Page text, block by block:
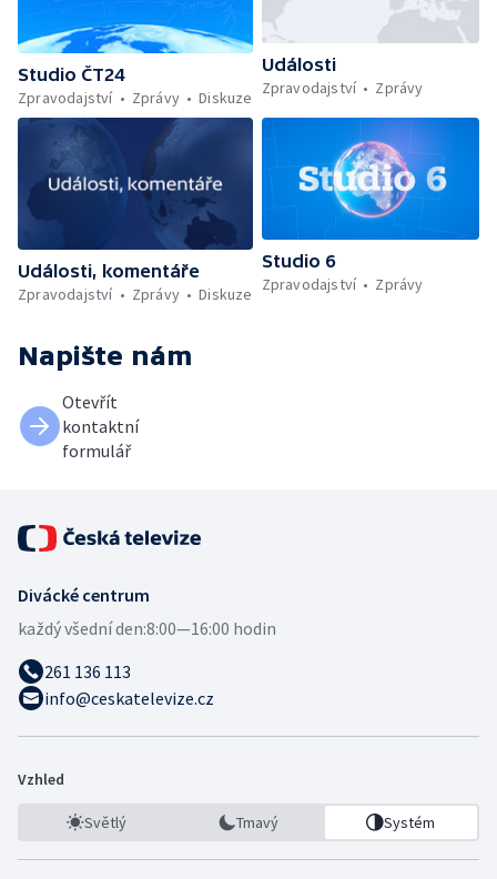
Studio ČT24
Zpravodajství
Zprávy Diskuze
Události
Zpravodajství
Zprávy
Události, komentáře
Zpravodajství
Zprávy Diskuze
Studio 6
Zpravodajství
Zprávy
Napište nám
Otevřít
kontaktní
formulář
Divácké centrum
každý všední den:8:00—16:00 hodin
261 136 113
info@ceskatelevize.cz
Vzhled
Světlý Tmavý Systém